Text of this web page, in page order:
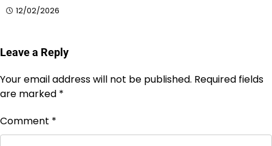
12/02/2026
Leave a Reply
Your email address will not be published. Required fields
are marked *
Comment *